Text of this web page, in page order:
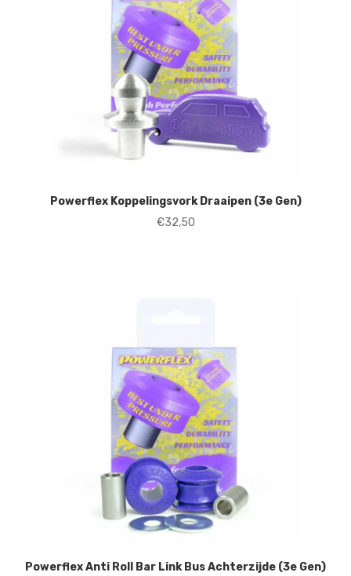
Powerflex Koppelingsvork Draaipen (3e Gen)
€32,50
Powerflex Anti Roll Bar Link Bus Achterzijde (3e Gen)